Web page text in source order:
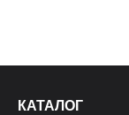
КАТАЛОГ